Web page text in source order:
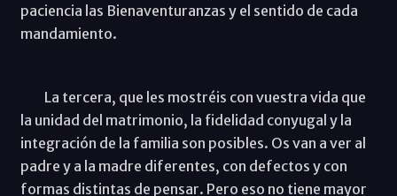
paciencia las Bienaventuranzas y el sentido de cada
mandamiento.
La tercera, que les mostréis con vuestra vida que
la unidad del matrimonio, la fidelidad conyugal y la
integración de la familia son posibles. Os van a ver al
padre y a la madre diferentes, con defectos y con
formas distintas de pensar. Pero eso no tiene mayor